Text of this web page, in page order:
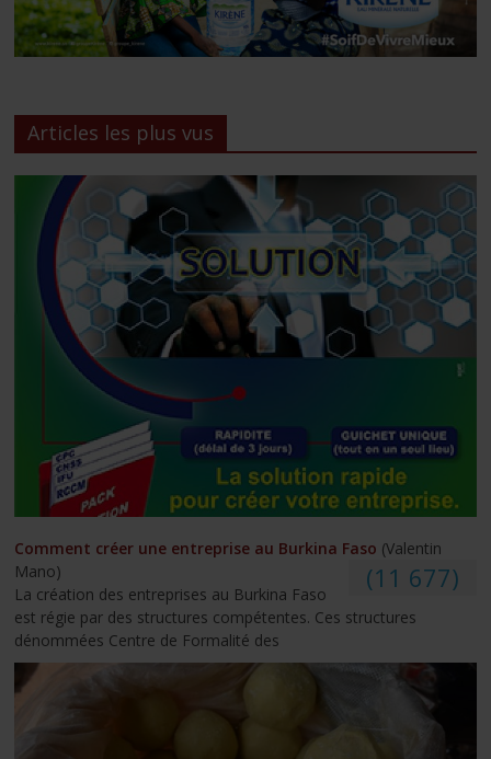
Articles les plus vus
Comment créer une entreprise au Burkina Faso (Valentin
Mano)
(11 677)
La création des entreprises au Burkina Faso
est régie par des structures compétentes. Ces structures
dénommées Centre de Formalité des